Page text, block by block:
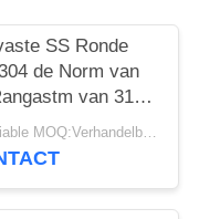
SS Ronde
de Norm van
van 316ti
317 317l
negotiable MOQ:Verhandelbaar